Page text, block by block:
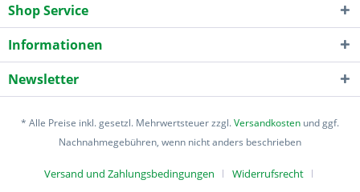
Shop Service
Informationen
Newsletter
* Alle Preise inkl. gesetzl. Mehrwertsteuer zzgl.Versandkosten und ggf.
Nachnahmegebühren, wenn nicht anders beschrieben
Versand und Zahlungsbedingungen Widerrufsrecht